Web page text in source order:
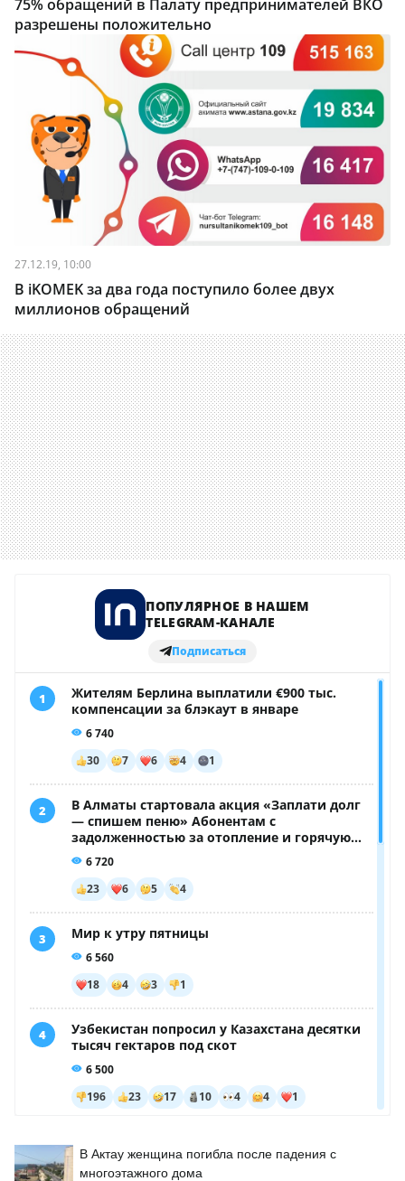
75% обращений в Палату предпринимателей ВКО
разрешены положительно
27.12.19, 10:00
В iKOMEK за два года поступило более двух
миллионов обращений
В Актау женщина погибла после падения с
многоэтажного дома